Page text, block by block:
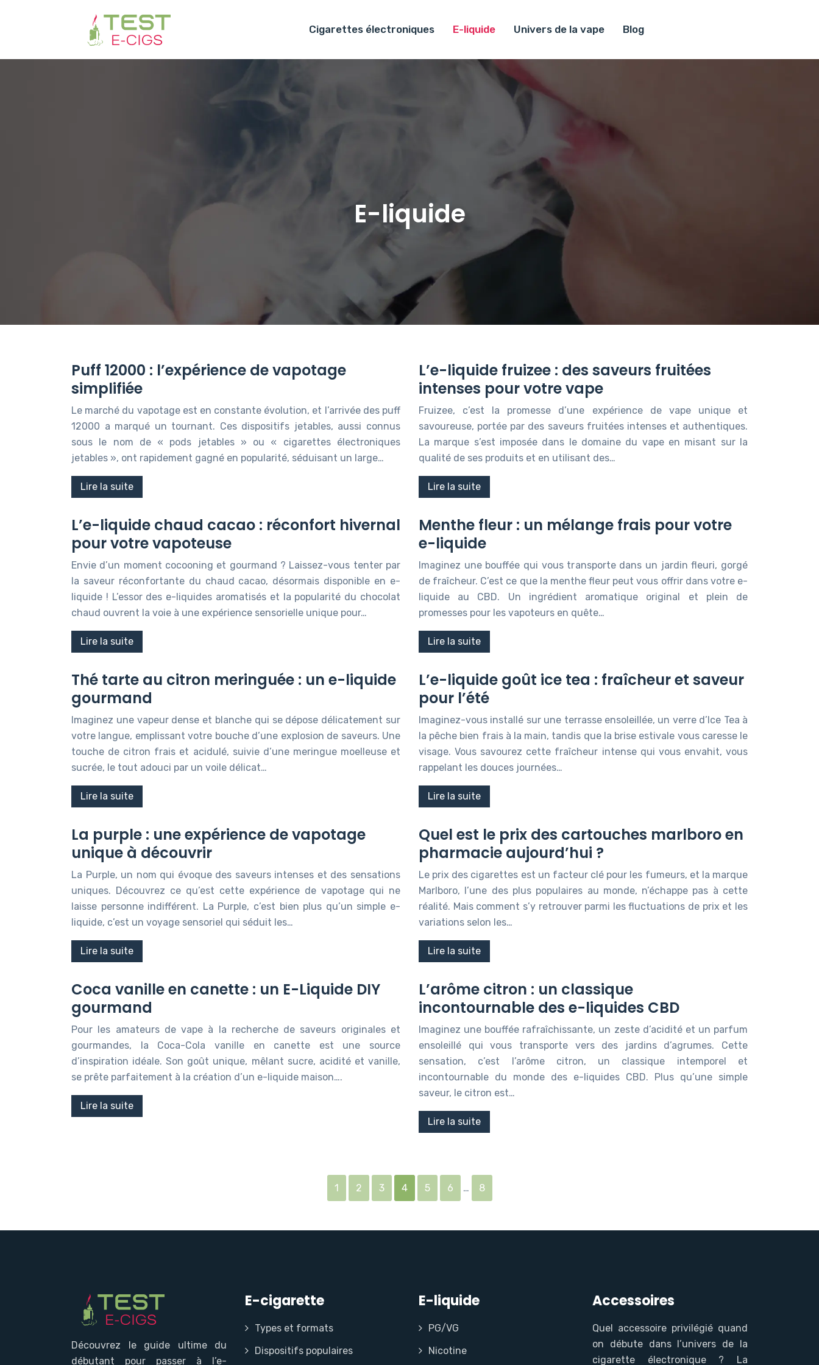
Cigarettes électroniques E-liquide Univers de la vape Blog
E-liquide
Puff 12000 : l’expérience de vapotage
simplifiée
Le marché du vapotage est en constante évolution, et l’arrivée des puff
12000 a marqué un tournant. Ces dispositifs jetables, aussi connus
sous le nom de « pods jetables » ou « cigarettes électroniques
jetables », ont rapidement gagné en popularité, séduisant un large…
Lire la suite
L’e-liquide fruizee : des saveurs fruitées
intenses pour votre vape
Fruizee, c’est la promesse d’une expérience de vape unique et
savoureuse, portée par des saveurs fruitées intenses et authentiques.
La marque s’est imposée dans le domaine du vape en misant sur la
qualité de ses produits et en utilisant des…
Lire la suite
L’e-liquide chaud cacao : réconfort hivernal
pour votre vapoteuse
Envie d’un moment cocooning et gourmand ? Laissez-vous tenter par
la saveur réconfortante du chaud cacao, désormais disponible en e-
liquide ! L’essor des e-liquides aromatisés et la popularité du chocolat
chaud ouvrent la voie à une expérience sensorielle unique pour…
Lire la suite
Menthe fleur : un mélange frais pour votre
e-liquide
Imaginez une bouffée qui vous transporte dans un jardin fleuri, gorgé
de fraîcheur. C’est ce que la menthe fleur peut vous offrir dans votre e-
liquide au CBD. Un ingrédient aromatique original et plein de
promesses pour les vapoteurs en quête…
Lire la suite
Thé tarte au citron meringuée : un e-liquide
gourmand
Imaginez une vapeur dense et blanche qui se dépose délicatement sur
votre langue, emplissant votre bouche d’une explosion de saveurs. Une
touche de citron frais et acidulé, suivie d’une meringue moelleuse et
sucrée, le tout adouci par un voile délicat…
Lire la suite
L’e-liquide goût ice tea : fraîcheur et saveur
pour l’été
Imaginez-vous installé sur une terrasse ensoleillée, un verre d’Ice Tea à
la pêche bien frais à la main, tandis que la brise estivale vous caresse le
visage. Vous savourez cette fraîcheur intense qui vous envahit, vous
rappelant les douces journées…
Lire la suite
La purple : une expérience de vapotage
unique à découvrir
La Purple, un nom qui évoque des saveurs intenses et des sensations
uniques. Découvrez ce qu’est cette expérience de vapotage qui ne
laisse personne indifférent. La Purple, c’est bien plus qu’un simple e-
liquide, c’est un voyage sensoriel qui séduit les…
Lire la suite
Quel est le prix des cartouches marlboro en
pharmacie aujourd’hui ?
Le prix des cigarettes est un facteur clé pour les fumeurs, et la marque
Marlboro, l’une des plus populaires au monde, n’échappe pas à cette
réalité. Mais comment s’y retrouver parmi les fluctuations de prix et les
variations selon les…
Lire la suite
Coca vanille en canette : un E-Liquide DIY
gourmand
Pour les amateurs de vape à la recherche de saveurs originales et
gourmandes, la Coca-Cola vanille en canette est une source
d’inspiration idéale. Son goût unique, mêlant sucre, acidité et vanille,
se prête parfaitement à la création d’un e-liquide maison….
Lire la suite
L’arôme citron : un classique
incontournable des e-liquides CBD
Imaginez une bouffée rafraîchissante, un zeste d’acidité et un parfum
ensoleillé qui vous transporte vers des jardins d’agrumes. Cette
sensation, c’est l’arôme citron, un classique intemporel et
incontournable du monde des e-liquides CBD. Plus qu’une simple
saveur, le citron est…
Lire la suite
1 2 3 4 5 6 … 8
Découvrez le guide ultime du
débutant pour passer à l’e-
E-cigarette
Types et formats
Dispositifs populaires
E-liquide
PG/VG
Nicotine
Accessoires
Quel accessoire privilégié quand
on débute dans l’univers de la
cigarette électronique ? La